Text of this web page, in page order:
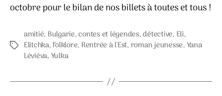
octobre pour le bilan de nos billets à toutes et tous !
Étiquettes
amitié, Bulgarie,contes et légendes,détective, Eli,
Elitchka,folklore, Rentrée à l'Est, roman jeunesse, Yana
Léviéva, Yulka